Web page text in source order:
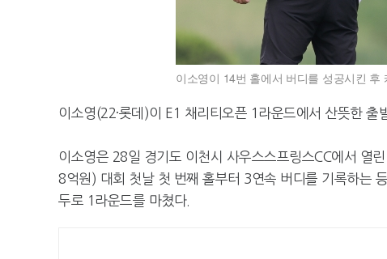
이소영이 14번 홀에서 버디를 성공시킨
이소영(22·롯데)이 E1 채리티오픈 1라운드에서 산뜻한 출
이소영은 28일 경기도 이천시 사우스스프링스CC에서 열
8억원) 대회 첫날 첫 번째 홀부터 3연속 버디를 기록하는
두로 1라운드를 마쳤다.